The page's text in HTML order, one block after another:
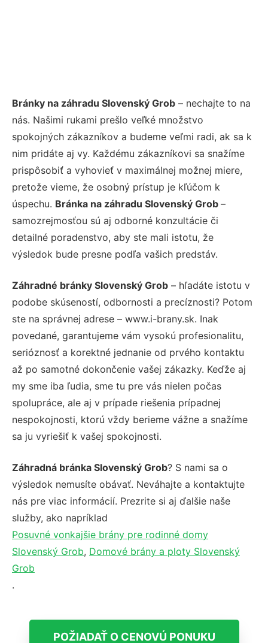
Bránky na záhradu Slovenský Grob – nechajte to na
nás. Našimi rukami prešlo veľké množstvo
spokojných zákazníkov a budeme veľmi radi, ak sa k
nim pridáte aj vy. Každému zákazníkovi sa snažíme
prispôsobiť a vyhovieť v maximálnej možnej miere,
pretože vieme, že osobný prístup je kľúčom k
úspechu. Bránka na záhradu Slovenský Grob –
samozrejmosťou sú aj odborné konzultácie či
detailné poradenstvo, aby ste mali istotu, že
výsledok bude presne podľa vašich predstáv.
Záhradné bránky Slovenský Grob – hľadáte istotu v
podobe skúseností, odbornosti a precíznosti? Potom
ste na správnej adrese – www.i-brany.sk. Inak
povedané, garantujeme vám vysokú profesionalitu,
serióznosť a korektné jednanie od prvého kontaktu
až po samotné dokončenie vašej zákazky. Keďže aj
my sme iba ľudia, sme tu pre vás nielen počas
spolupráce, ale aj v prípade riešenia prípadnej
nespokojnosti, ktorú vždy berieme vážne a snažíme
sa ju vyriešiť k vašej spokojnosti.
Záhradná bránka Slovenský Grob? S nami sa o
výsledok nemusíte obávať. Neváhajte a kontaktujte
nás pre viac informácií. Prezrite si aj ďalšie naše
služby, ako napríklad
Posuvné vonkajšie brány pre rodinné domy
Slovenský Grob, Domové brány a ploty Slovenský
Grob
.
POŽIADAŤ O CENOVÚ PONUKU